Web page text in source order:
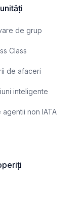
de grup
Class
de afaceri
inteligente
agentii non IATA